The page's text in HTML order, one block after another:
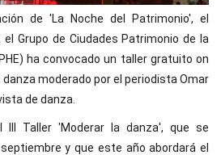
de 'La Noche del Patrimonio', el
Grupo de Ciudades Patrimonio de la
ha convocado un taller gratuito on
moderado por el periodista Omar
de danza.
Taller 'Moderar la danza', que se
y que este año abordará el